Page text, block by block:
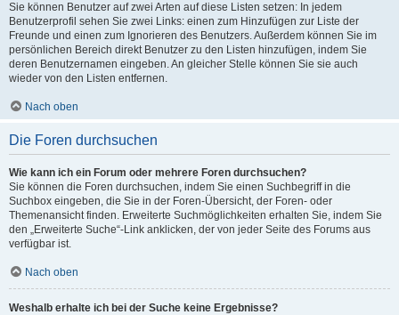
Sie können Benutzer auf zwei Arten auf diese Listen setzen: In jedem
Benutzerprofil sehen Sie zwei Links: einen zum Hinzufügen zur Liste der
Freunde und einen zum Ignorieren des Benutzers. Außerdem können Sie im
persönlichen Bereich direkt Benutzer zu den Listen hinzufügen, indem Sie
deren Benutzernamen eingeben. An gleicher Stelle können Sie sie auch
wieder von den Listen entfernen.
Nach oben
Die Foren durchsuchen
Wie kann ich ein Forum oder mehrere Foren durchsuchen?
Sie können die Foren durchsuchen, indem Sie einen Suchbegriff in die
Suchbox eingeben, die Sie in der Foren-Übersicht, der Foren- oder
Themenansicht finden. Erweiterte Suchmöglichkeiten erhalten Sie, indem Sie
den „Erweiterte Suche“-Link anklicken, der von jeder Seite des Forums aus
verfügbar ist.
Nach oben
Weshalb erhalte ich bei der Suche keine Ergebnisse?